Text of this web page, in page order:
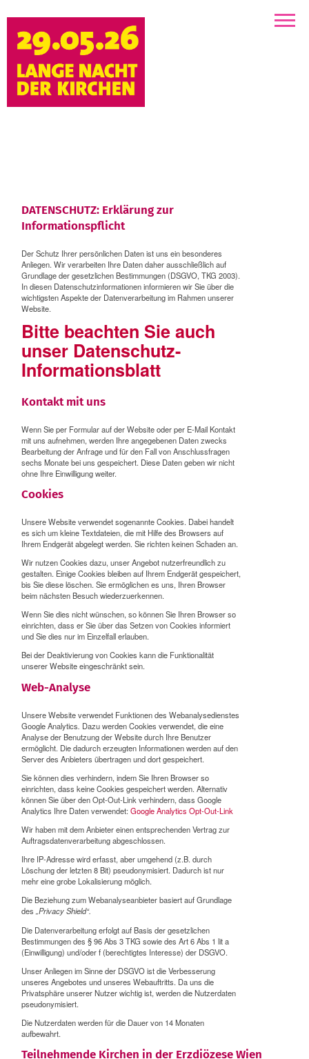
Kirchen
DATENSCHUTZ: Erklärung zur
Informationspflicht
Der Schutz Ihrer persönlichen Daten ist uns ein besonderes
Anliegen. Wir verarbeiten Ihre Daten daher ausschließlich auf
Grundlage der gesetzlichen Bestimmungen (DSGVO, TKG 2003).
In diesen Datenschutzinformationen informieren wir Sie über die
wichtigsten Aspekte der Datenverarbeitung im Rahmen unserer
Website.
Bitte beachten Sie auch
unser Datenschutz-
Informationsblatt
Kontakt mit uns
Wenn Sie per Formular auf der Website oder per E-Mail Kontakt
mit uns aufnehmen, werden Ihre angegebenen Daten zwecks
Bearbeitung der Anfrage und für den Fall von Anschlussfragen
sechs Monate bei uns gespeichert. Diese Daten geben wir nicht
ohne Ihre Einwilligung weiter.
Cookies
Unsere Website verwendet sogenannte Cookies. Dabei handelt
es sich um kleine Textdateien, die mit Hilfe des Browsers auf
Ihrem Endgerät abgelegt werden. Sie richten keinen Schaden an.
Wir nutzen Cookies dazu, unser Angebot nutzerfreundlich zu
gestalten. Einige Cookies bleiben auf Ihrem Endgerät gespeichert,
bis Sie diese löschen. Sie ermöglichen es uns, Ihren Browser
beim nächsten Besuch wiederzuerkennen.
Wenn Sie dies nicht wünschen, so können Sie Ihren Browser so
einrichten, dass er Sie über das Setzen von Cookies informiert
und Sie dies nur im Einzelfall erlauben.
Bei der Deaktivierung von Cookies kann die Funktionalität
unserer Website eingeschränkt sein.
Web-Analyse
Unsere Website verwendet Funktionen des Webanalysedienstes
Google Analytics Dazu werden Cookies verwendet, die eine
Analyse der Benutzung der Website durch Ihre Benutzer
ermöglicht. Die dadurch erzeugten Informationen werden auf den
Server des Anbieters übertragen und dort gespeichert.
Sie können dies verhindern, indem Sie Ihren Browser so
einrichten, dass keine Cookies gespeichert werden. Alternativ
können Sie über den Opt-Out-Link verhindern, dass Google
Analytics Ihre Daten verwendet: Google Analytics Opt-Out-Link
Wir haben mit dem Anbieter einen entsprechenden Vertrag zur
Auftragsdatenverarbeitung abgeschlossen.
Ihre IP-Adresse wird erfasst, aber umgehend (z.B. durch
Löschung der letzten 8 Bit) pseudonymisiert. Dadurch ist nur
mehr eine grobe Lokalisierung möglich.
Die Beziehung zum Webanalyseanbieter basiert auf Grundlage
des „Privacy Shield“.
Die Datenverarbeitung erfolgt auf Basis der gesetzlichen
Bestimmungen des § 96 Abs 3 TKG sowie des Art 6 Abs 1 lit a
(Einwilligung) und/oder f (berechtigtes Interesse) der DSGVO.
Unser Anliegen im Sinne der DSGVO ist die Verbesserung
unseres Angebotes und unseres Webauftritts. Da uns die
Privatsphäre unserer Nutzer wichtig ist, werden die Nutzerdaten
pseudonymisiert.
Die Nutzerdaten werden für die Dauer von 14 Monaten
aufbewahrt.
Teilnehmende Kirchen in der Erzdiözese Wien